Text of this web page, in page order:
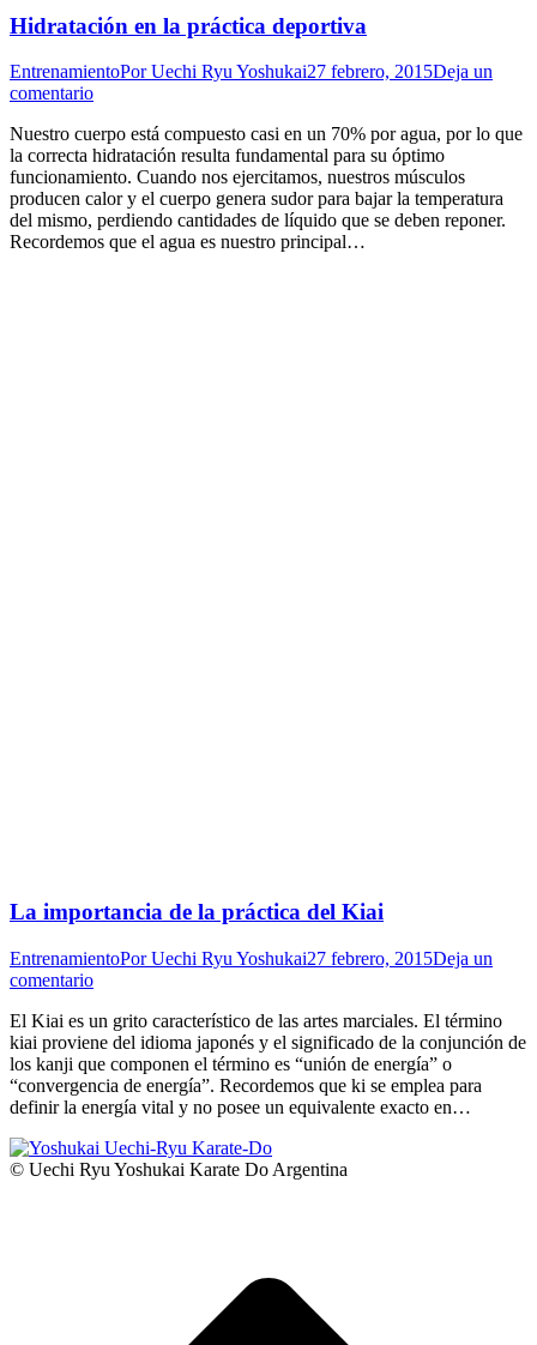
Hidratación en la práctica deportiva
EntrenamientoPorUechi Ryu Yoshukai27 febrero, 2015Deja un
comentario
Nuestro cuerpo está compuesto casi en un 70% por agua, por lo que
la correcta hidratación resulta fundamental para su óptimo
funcionamiento. Cuando nos ejercitamos, nuestros músculos
producen calor y el cuerpo genera sudor para bajar la temperatura
del mismo, perdiendo cantidades de líquido que se deben reponer.
Recordemos que el agua es nuestro principal…
La importancia de la práctica del Kiai
EntrenamientoPorUechi Ryu Yoshukai27 febrero, 2015Deja un
comentario
El Kiai es un grito característico de las artes marciales. El término
kiai proviene del idioma japonés y el significado de la conjunción de
los kanji que componen el término es “unión de energía” o
“convergencia de energía”. Recordemos que ki se emplea para
definir la energía vital y no posee un equivalente exacto en…
© Uechi Ryu Yoshukai Karate Do Argentina